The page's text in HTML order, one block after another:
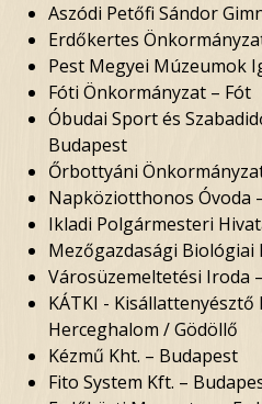
Aszódi Petőfi Sándor
Erdőkertes
Pest Megyei Múzeumok
Fóti Önkormányzat – Fót
Óbudai Sport és
Budapest
Őrbottyáni
Napköziotthonos Óvoda
Ikladi Polgármesteri
Mezőgazdasági
Városüzemeltetési Iroda
KÁTKI -
Herceghalom / Gödöllő
Kézmű Kht. – Budapest
Fito System Kft. –